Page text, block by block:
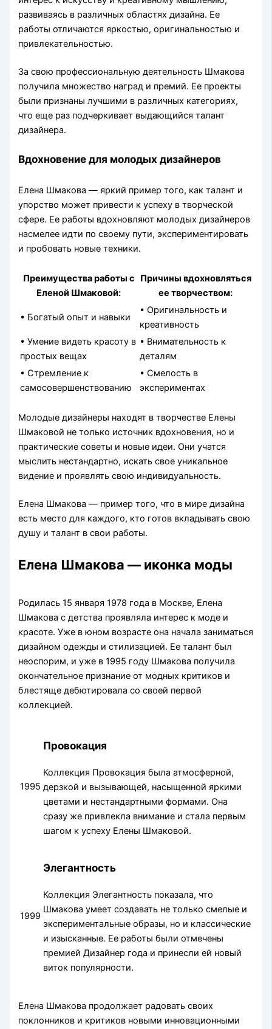
развиваясь в различных областях дизайна. Ее
работы отличаются яркостью, оригинальностью и
привлекательностью.
За свою профессиональную деятельность Шмакова
получила множество наград и премий. Ее проекты
были признаны лучшими в различных категориях,
что еще раз подчеркивает выдающийся талант
дизайнера.
Вдохновение для молодых дизайнеров
Елена Шмакова — яркий пример того, как талант и
упорство может привести к успеху в творческой
сфере. Ее работы вдохновляют молодых дизайнеров
насмелее идти по своему пути, экспериментировать
и пробовать новые техники.
Преимущества работы с
Еленой Шмаковой:
Причины вдохновляться
ее творчеством:
• Богатый опыт и навыки
• Оригинальность и
креативность
• Умение видеть красоту в
простых вещах
• Внимательность к
деталям
• Стремление к
самосовершенствованию
• Смелость в
экспериментах
Молодые дизайнеры находят в творчестве Елены
Шмаковой не только источник вдохновения, но и
практические советы и новые идеи. Они учатся
мыслить нестандартно, искать свое уникальное
видение и проявлять свою индивидуальность.
Елена Шмакова — пример того, что в мире дизайна
есть место для каждого, кто готов вкладывать свою
душу и талант в свои работы.
Елена Шмакова — иконка моды
Родилась 15 января 1978 года в Москве, Елена
Шмакова с детства проявляла интерес к моде и
красоте. Уже в юном возрасте она начала заниматься
дизайном одежды и стилизацией. Ее талант был
неоспорим, и уже в 1995 году Шмакова получила
окончательное признание от модных критиков и
блестяще дебютировала со своей первой
коллекцией.
1995
Провокация
Коллекция Провокация была атмосферной,
дерзкой и вызывающей, насыщенной яркими
цветами и нестандартными формами. Она
сразу же привлекла внимание и стала первым
шагом к успеху Елены Шмаковой.
1999
Элегантность
Коллекция Элегантность показала, что
Шмакова умеет создавать не только смелые и
экспериментальные образы, но и классические
и изысканные. Ее работы были отмечены
премией Дизайнер года и принесли ей новый
виток популярности.
Елена Шмакова продолжает радовать своих
поклонников и критиков новыми инновационными